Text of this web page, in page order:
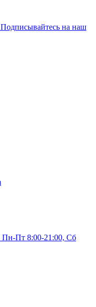
Подписывайтесь на наш
Пн-Пт 8:00-21:00, Сб